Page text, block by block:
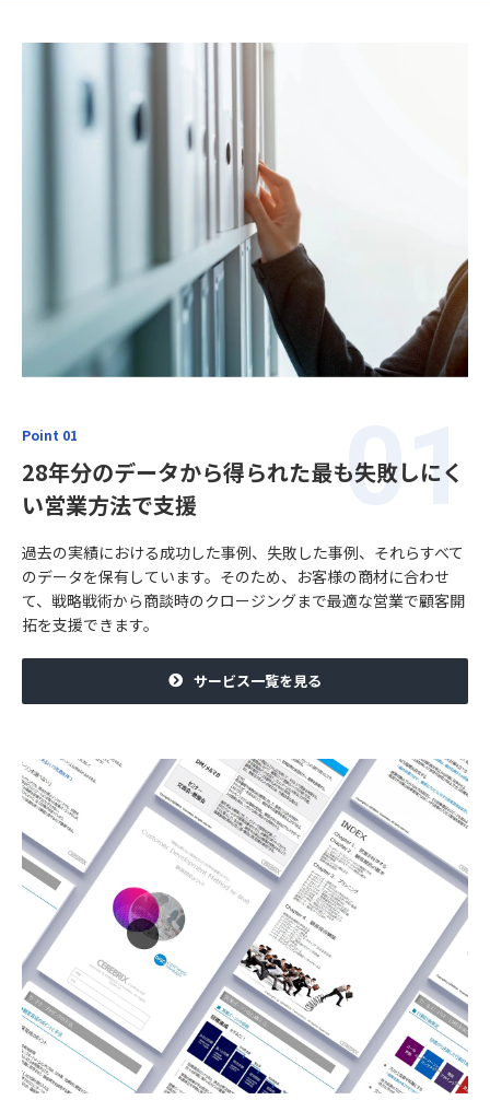
Point 01
28年分のデータから得られた最も失敗しにく
い営業方法で支援
過去の実績における成功した事例、失敗した事例、それらすべて
のデータを保有しています。そのため、お客様の商材に合わせ
て、戦略戦術から商談時のクロージングまで最適な営業で顧客開
拓を支援できます。
サービス一覧を見る